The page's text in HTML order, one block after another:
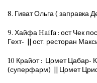
8. Гиват Ольга ( заправка
9. Хайфа Haifa : ост Чек
Гехт- || ост. ресторан
10 Крайот : Цомет Цабар-
(суперфарм) || Цомет